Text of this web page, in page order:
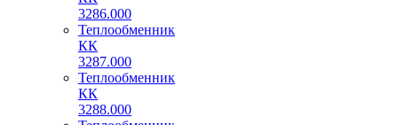
3286.000
Теплообменник
КК
3287.000
Теплообменник
КК
3288.000